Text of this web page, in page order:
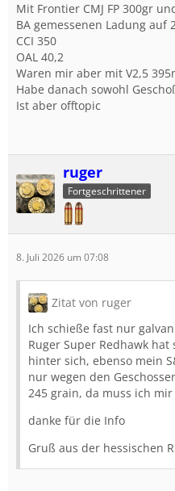
Mit Frontier CMJ FP 300gr
BA gemessenen Ladung auf
CCI 350
OAL 40,2
Waren mir aber mit V2,5
Habe danach sowohl
Ist aber offtopic
ruger
Fortgeschrittener
8. Juli 2026 um 07:08
Zitat von ruger
Ich schieße fast nur
Ruger Super Redhawk
hinter sich, ebenso mein
nur wegen den
245 grain, da muss ich
danke für die Info
Gruß aus der hessischen